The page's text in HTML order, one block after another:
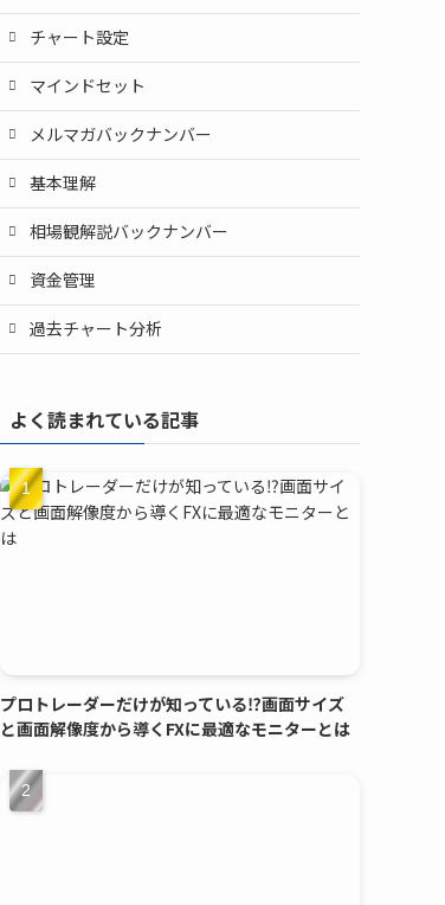
チャート設定
マインドセット
メルマガバックナンバー
基本理解
相場観解説バックナンバー
資金管理
過去チャート分析
よく読まれている記事
プロトレーダーだけが知っている⁉画面サイズ
と画面解像度から導くFXに最適なモニターとは